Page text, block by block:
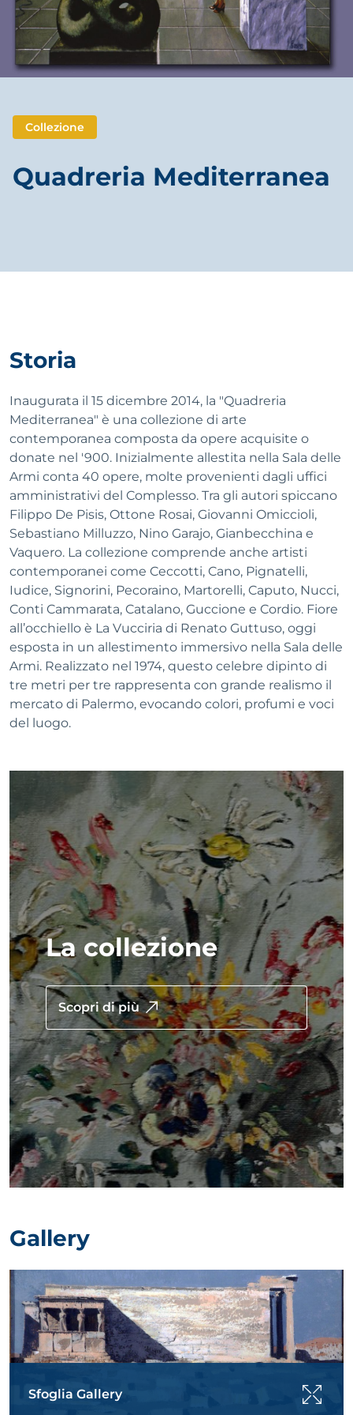
Collezione
Quadreria Mediterranea
Storia
Inaugurata il 15 dicembre 2014, la "Quadreria
Mediterranea" è una collezione di arte
contemporanea composta da opere acquisite o
donate nel '900. Inizialmente allestita nella Sala delle
Armi conta 40 opere, molte provenienti dagli uffici
amministrativi del Complesso. Tra gli autori spiccano
Filippo De Pisis, Ottone Rosai, Giovanni Omiccioli,
Sebastiano Milluzzo, Nino Garajo, Gianbecchina e
Vaquero. La collezione comprende anche artisti
contemporanei come Ceccotti, Cano, Pignatelli,
Iudice, Signorini, Pecoraino, Martorelli, Caputo, Nucci,
Conti Cammarata, Catalano, Guccione e Cordio. Fiore
all’occhiello è La Vucciria di Renato Guttuso, oggi
esposta in un allestimento immersivo nella Sala delle
Armi. Realizzato nel 1974, questo celebre dipinto di
tre metri per tre rappresenta con grande realismo il
mercato di Palermo, evocando colori, profumi e voci
del luogo.
La collezione
Scopri di più
Gallery
Sfoglia Gallery